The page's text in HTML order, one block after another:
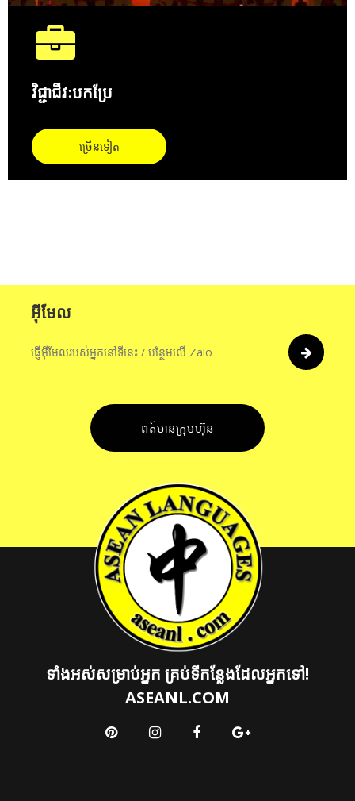
វិជ្ជាជីវៈបកប្រែ
ច្រើនទៀត
អ៊ីមែល
ព​ត៍​មាន​ក្រុមហ៊ុន
ទាំងអស់សម្រាប់អ្នក គ្រប់ទីកន្លែងដែលអ្នកទៅ!
ASEANL.COM